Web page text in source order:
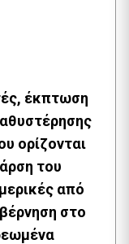
έκπτωση
ορίζονται
του
από
στο